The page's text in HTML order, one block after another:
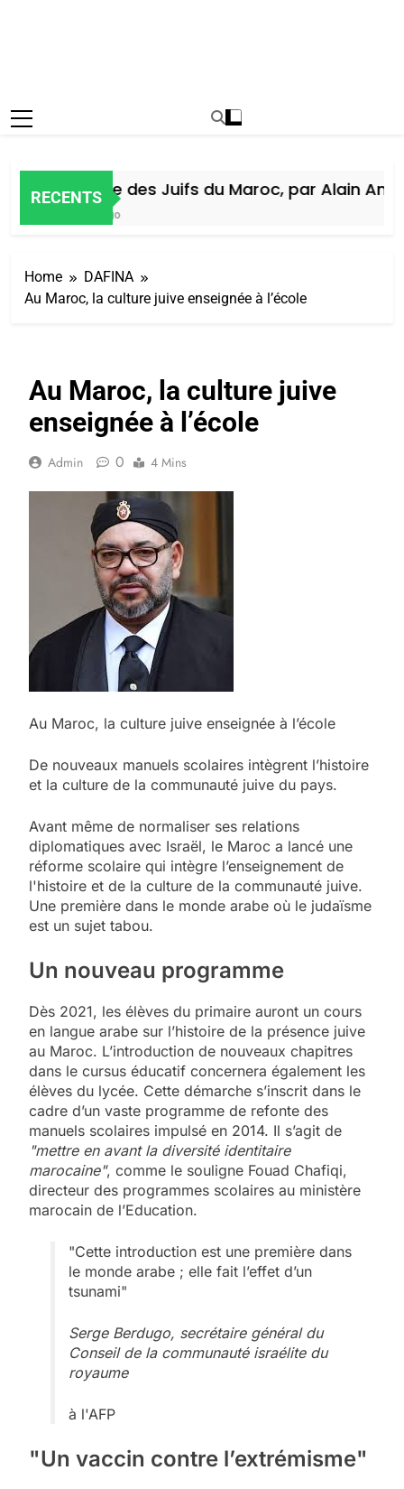
RECENTS
Histoire des Juifs du Maroc, par Alain Amiel
Home
DAFINA
Au Maroc, la culture juive enseignée à l’école
Au Maroc, la culture juive
enseignée à l’école
Admin 0 4 Mins
Au Maroc, la culture juive enseignée à l’école
De nouveaux manuels scolaires intègrent l’histoire
et la culture de la communauté juive du pays.
Avant même de normaliser ses relations
diplomatiques avec Israël, le Maroc a lancé une
réforme scolaire qui intègre l’enseignement de
l'histoire et de la culture de la communauté juive.
Une première dans le monde arabe où le judaïsme
est un sujet tabou.
Un nouveau programme
Dès 2021, les élèves du primaire auront un cours
en langue arabe sur l’histoire de la présence juive
au Maroc. L’introduction de nouveaux chapitres
dans le cursus éducatif concernera également les
élèves du lycée. Cette démarche s’inscrit dans le
cadre d’un vaste programme de refonte des
manuels scolaires impulsé en 2014. Il s’agit de
"mettre en avant la diversité identitaire
marocaine", comme le souligne Fouad Chafiqi,
directeur des programmes scolaires au ministère
marocain de l’Education.
"Cette introduction est une première dans
le monde arabe ; elle fait l’effet d’un
tsunami"
Serge Berdugo, secrétaire général du
Conseil de la communauté israélite du
royaume
à l'AFP
"Un vaccin contre l’extrémisme"